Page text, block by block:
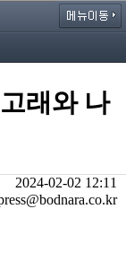
래와 나
2024-02-02 12:11